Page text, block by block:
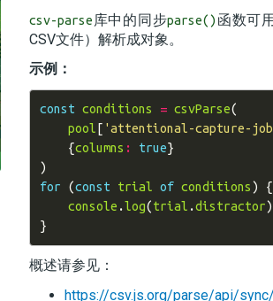
csv-parse 库中的同步parse() 函数可
CSV文件）解析成对象。
示例：
const conditions = csvParse(
pool [ 'attentional-capture-
{columns : true}
)
for
(const trial of conditions)
{
console .log(trial .distractor)
}
概述请参见：
https://csv.js.org/parse/api/